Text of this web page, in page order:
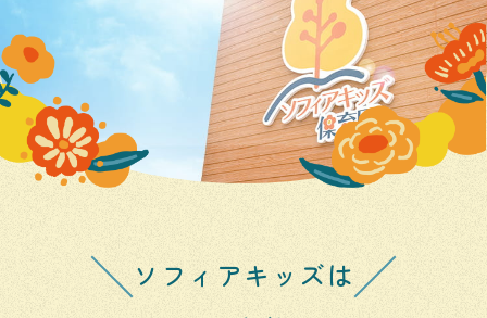
ソフィアキッズは